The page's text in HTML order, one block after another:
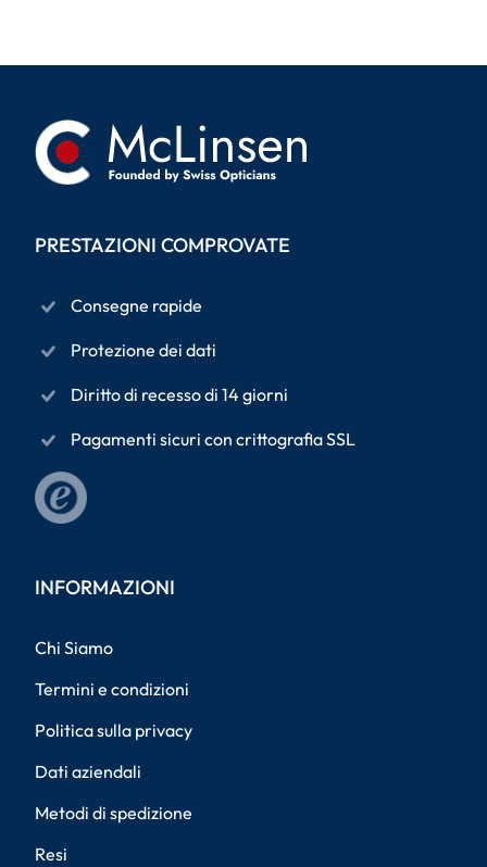
PRESTAZIONI COMPROVATE
Consegne rapide
Protezione dei dati
Diritto di recesso di 14 giorni
Pagamenti sicuri con crittografia SSL
INFORMAZIONI
Chi Siamo
Termini e condizioni
Politica sulla privacy
Dati aziendali
Metodi di spedizione
Resi